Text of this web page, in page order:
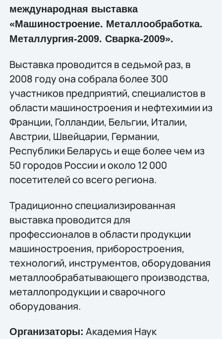
международная выставка
«Машиностроение. Металлообработка.
Металлургия-2009. Сварка-2009».
Выставка проводится в седьмой раз, в
2008 году она собрала более 300
участников предприятий, специалистов в
области машиностроения и нефтехимии из
Франции, Голландии, Бельгии, Италии,
Австрии, Швейцарии, Германии,
Республики Беларусь и еще более чем из
50 городов России и около 12 000
посетителей со всего региона.
Традиционно специализированная
выставка проводится для
профессионалов в области продукции
машиностроения, приборостроения,
технологий, инструментов, оборудования
металлообрабатывающего производства,
металлопродукции и сварочного
оборудования.
Организаторы: Академия Наук